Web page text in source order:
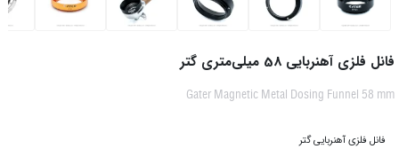
فانل فلزی آهنربایی 58 میلی‌متری گتر
Gater Magnetic Metal Dosing Funnel 58 mm
فانل فلزی آهنربایی گتر